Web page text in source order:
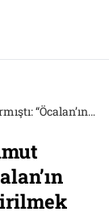
Sedat Ergin, 10 yıl önce “umut hakkı” için uyarmıştı: “Öcalan’ın cezası 2024’te gözden geçirilmek zorunda”